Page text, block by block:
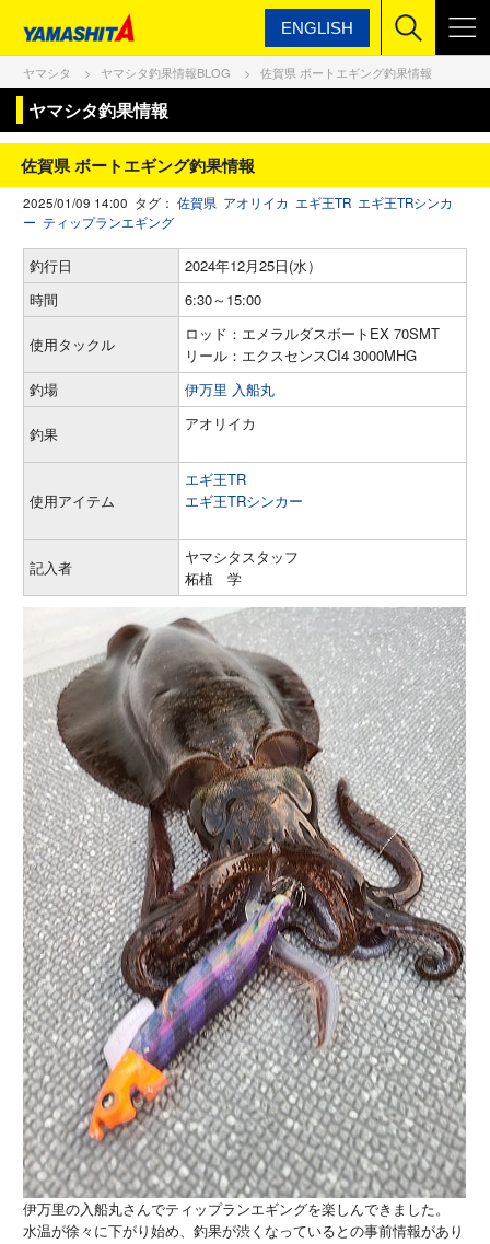
ENGLISH
ヤマシタ ヤマシタ釣果情報BLOG 佐賀県 ボートエギング釣果情報
ヤマシタ釣果情報
佐賀県 ボートエギング釣果情報
2025/01/09 14:00 タグ： 佐賀県 アオリイカ エギ王TR エギ王TRシンカ
ー ティップランエギング
釣行日
2024年12月25日(水）
時間
6:30～15:00
使用タックル
ロッド：エメラルダスボートEX 70SMT
リール：エクスセンスCI4 3000MHG
釣場
伊万里 入船丸
釣果
アオリイカ
使用アイテム
エギ王TR
エギ王TRシンカー
記入者
ヤマシタスタッフ
柘植 学
伊万里の入船丸さんでティップランエギングを楽しんできました。
水温が徐々に下がり始め、釣果が渋くなっているとの事前情報があり